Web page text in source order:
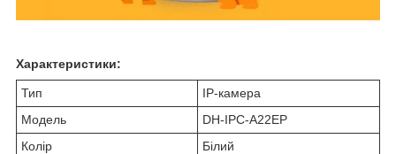
Характеристики:
Тип
IP-камера
Модель
DH-IPC-A22EP
Колір
Білий